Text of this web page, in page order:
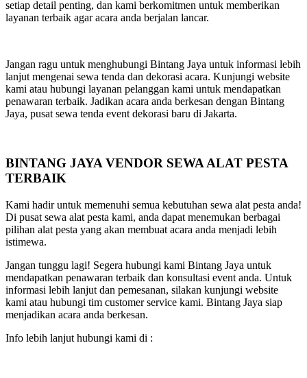
setiap detail penting, dan kami berkomitmen untuk memberikan
layanan terbaik agar acara anda berjalan lancar.
Jangan ragu untuk menghubungi Bintang Jaya untuk informasi lebih
lanjut mengenai sewa tenda dan dekorasi acara. Kunjungi website
kami atau hubungi layanan pelanggan kami untuk mendapatkan
penawaran terbaik. Jadikan acara anda berkesan dengan Bintang
Jaya, pusat sewa tenda event dekorasi baru di Jakarta.
BINTANG JAYA VENDOR SEWA ALAT PESTA
TERBAIK
Kami hadir untuk memenuhi semua kebutuhan sewa alat pesta anda!
Di pusat sewa alat pesta kami, anda dapat menemukan berbagai
pilihan alat pesta yang akan membuat acara anda menjadi lebih
istimewa.
Jangan tunggu lagi! Segera hubungi kami Bintang Jaya untuk
mendapatkan penawaran terbaik dan konsultasi event anda. Untuk
informasi lebih lanjut dan pemesanan, silakan kunjungi website
kami atau hubungi tim customer service kami. Bintang Jaya siap
menjadikan acara anda berkesan.
Info lebih lanjut hubungi kami di :